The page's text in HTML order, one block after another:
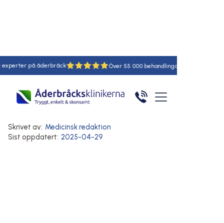
på åderbråck 55
18
Hem/Artiklar/Här
Komplikationer vid åderbråck Symtom på åderbråck
Inflammation i åderbråck
Skrivet av: Medicinsk redaktion
Sist oppdatert: 2025-04-29